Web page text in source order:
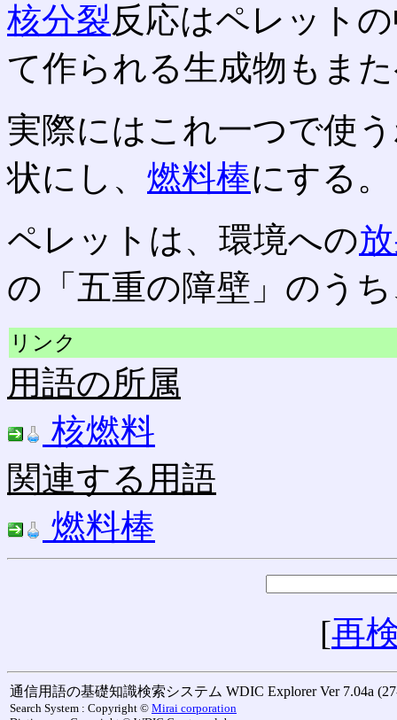
核分裂反応はペレット
て作られる生成物もま
実際にはこれ一つで使
状にし、 燃料棒にする。
ペレットは、環境への
の「五重の障壁」のう
リンク
用語の所属
核燃料
関連する用語
燃料棒
[再
通信用語の基礎知識検索システム WDIC Explorer Ver 7.04a
Search System : Copyright © Mirai corporation